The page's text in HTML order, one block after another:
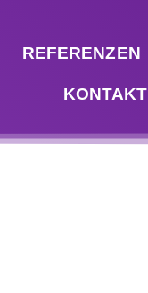
REFERENZEN
KONTAKT